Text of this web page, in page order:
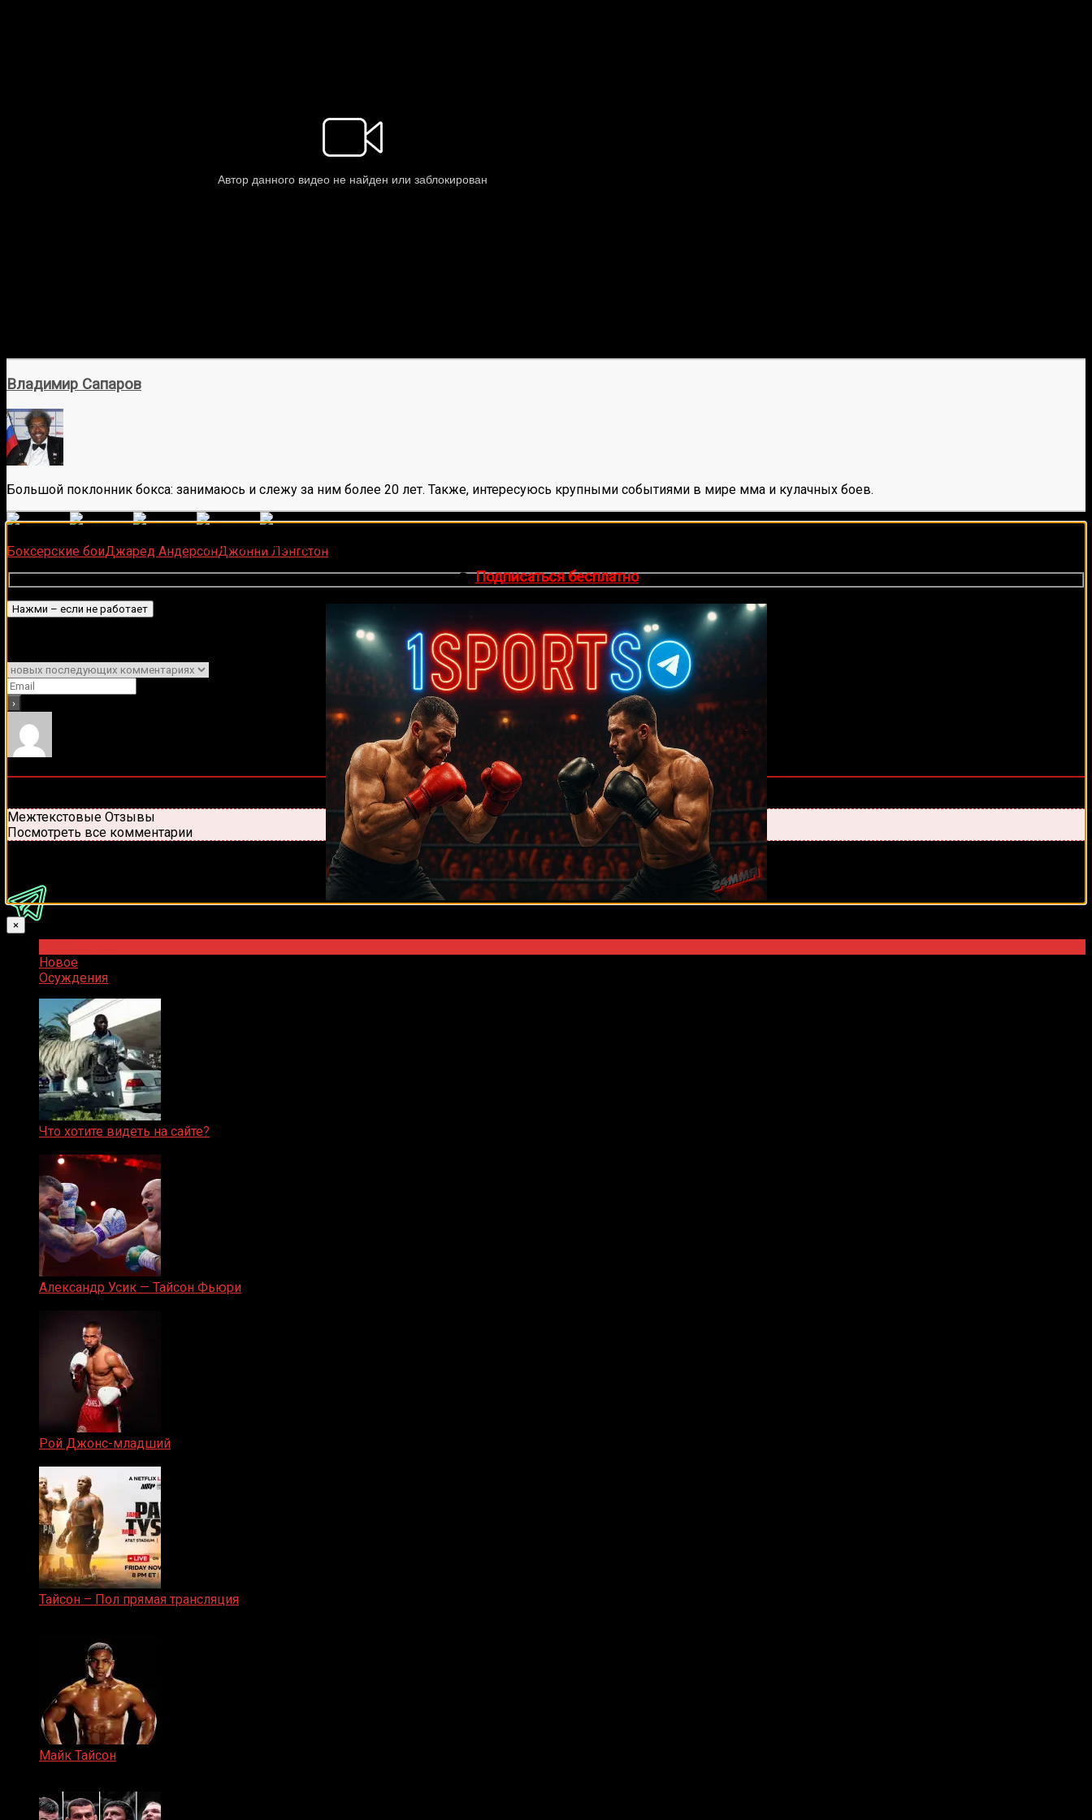
Владимир Сапаров
Большой поклонник бокса: занимаюсь и слежу за ним более 20 лет. Также, интересуюсь крупными событиями в мире мма и кулачных боев.
(6оценок, среднее:5,00из 5)
Боксерские боиДжаред АндерсонДжонни Лэнгстон
Межтекстовые Отзывы
Посмотреть все комментарии
Новое
Осуждения
Что хотите видеть на сайте?
Александр Усик — Тайсон Фьюри
Рой Джонс-младший
Тайсон – Пол прямая трансляция
Майк Тайсон
Подписывайся на наш Telegram-канал
👉Подписаться бесплатно
×